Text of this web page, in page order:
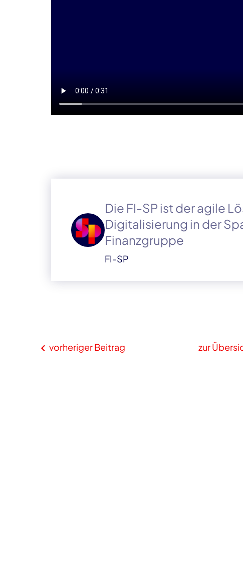
Die FI-SP ist der agile
Digitalisierung in der
Finanzgruppe
FI-SP
vorheriger Beitrag zur